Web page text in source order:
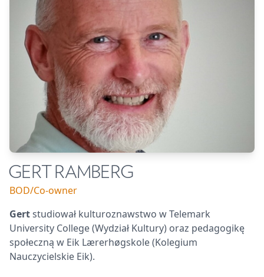
GERT RAMBERG
BOD/Co-owner
Gertstudiował kulturoznawstwo w Telemark
University College (Wydział Kultury) oraz pedagogikę
społeczną w Eik Lærerhøgskole (Kolegium
Nauczycielskie Eik).